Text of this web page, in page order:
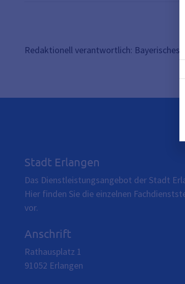
Redaktionell verantwortlich: Bayerisches
Stadt Erlangen
Das Dienstleistungsangebot der Stadt
Hier finden Sie die einzelnen
vor.
Anschrift
Rathausplatz 1
91052 Erlangen